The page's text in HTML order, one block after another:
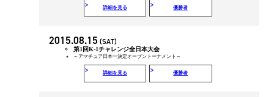
詳細を見る 優勝者
2015.08.15 (SAT)
第1回K-1チャレンジ全日本大会
～アマチュア日本一決定オープントーナメント～
詳細を見る 優勝者